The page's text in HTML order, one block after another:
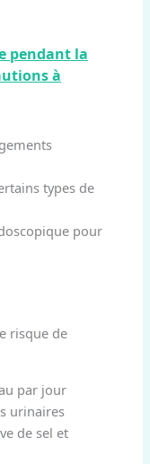
pendant la
à
types de
pour
risque de
par jour
urinaires
de sel et